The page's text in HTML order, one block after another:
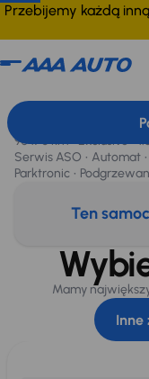
Przebijemy każdą
,
90 170 km Exclusive
Serwis ASO
Automat
Parktronic
Ten
Mamy
Inne